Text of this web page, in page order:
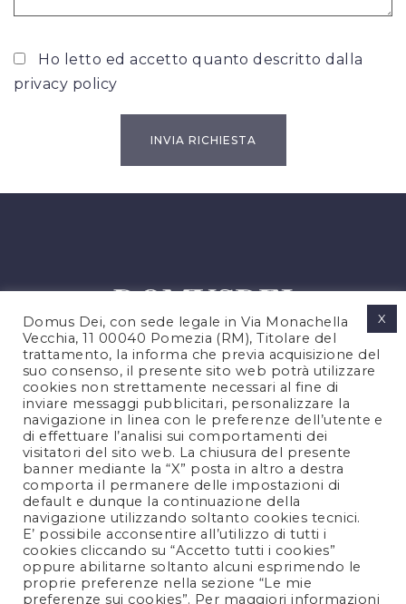
Ho letto ed accetto quanto descritto dalla
privacy policy
PRIVACY POLICY
COOKIES POLICY
NOTE LEGALI
CONTATTACI
FOLLOW US
Domus Dei, con sede legale in Via Monachella
Vecchia, 11 00040 Pomezia (RM), Titolare del
trattamento, la informa che previa acquisizione del
suo consenso, il presente sito web potrà utilizzare
cookies non strettamente necessari al fine di
inviare messaggi pubblicitari, personalizzare la
navigazione in linea con le preferenze dell’utente e
di effettuare l’analisi sui comportamenti dei
visitatori del sito web. La chiusura del presente
banner mediante la “X” posta in altro a destra
comporta il permanere delle impostazioni di
default e dunque la continuazione della
navigazione utilizzando soltanto cookies tecnici.
E’ possibile acconsentire all’utilizzo di tutti i
cookies cliccando su “Accetto tutti i cookies”
oppure abilitarne soltanto alcuni esprimendo le
proprie preferenze nella sezione “Le mie
preferenze sui cookies”. Per maggiori informazioni
X